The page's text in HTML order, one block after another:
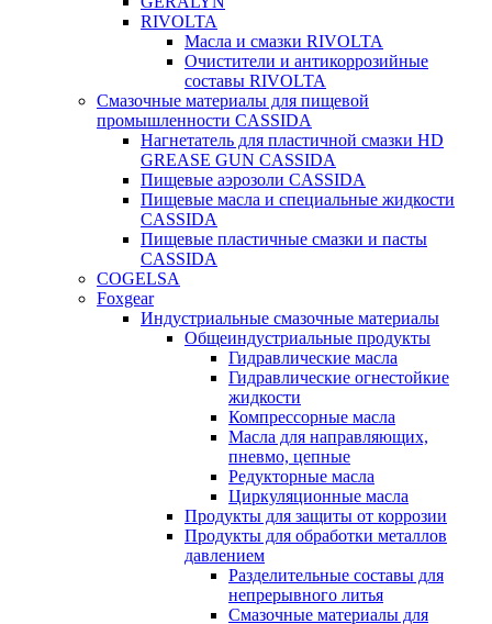
RIVOLTA
Масла и смазки RIVOLTA
Очистители и антикоррозийные
составы RIVOLTA
Смазочные материалы для пищевой
промышленности CASSIDA
Нагнетатель для пластичной смазки HD
GREASE GUN CASSIDA
Пищевые аэрозоли CASSIDA
Пищевые масла и специальные жидкости
CASSIDA
Пищевые пластичные смазки и пасты
CASSIDA
COGELSA
Foxgear
Индустриальные смазочные материалы
Общеиндустриальные продукты
Гидравлические масла
Гидравлические огнестойкие
жидкости
Компрессорные масла
Масла для направляющих,
пневмо, цепные
Редукторные масла
Циркуляционные масла
Продукты для защиты от коррозии
Продукты для обработки металлов
давлением
Разделительные составы для
непрерывного литья
Смазочные материалы для